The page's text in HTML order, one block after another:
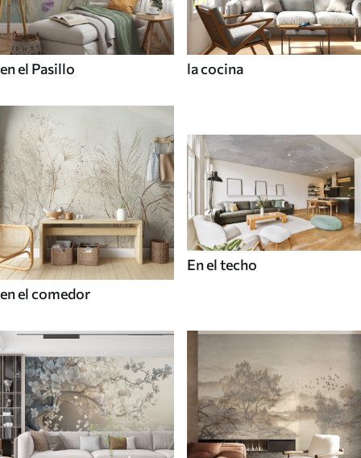
en el Pasillo la cocina
en el comedor
En el techo